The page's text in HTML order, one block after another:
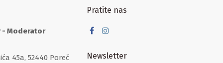
- Moderator
45a, 52440 Poreč
Pratite nas
Newsletter